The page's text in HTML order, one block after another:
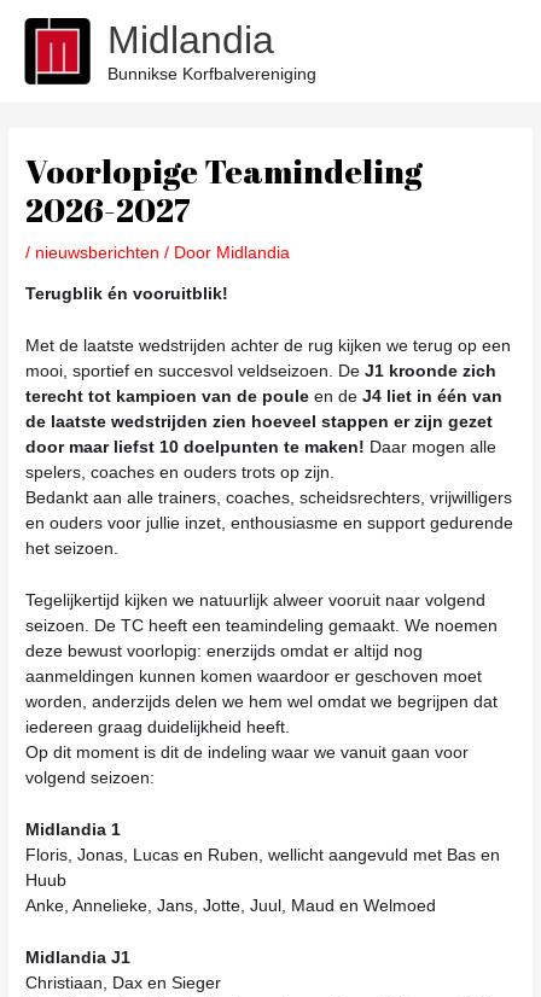
inhoud
Midlandia
Bunnikse Korfbalvereniging
Voorlopige Teamindeling
2026-2027
/ nieuwsberichten / Door Midlandia
Terugblik én vooruitblik!
Met de laatste wedstrijden achter de rug kijken we terug op een
mooi, sportief en succesvol veldseizoen. DeJ1 kroonde zich
terecht tot kampioen van de poule en deJ4 liet in één van
de laatste wedstrijden zien hoeveel stappen er zijn gezet
door maar liefst 10 doelpunten te maken! Daar mogen alle
spelers, coaches en ouders trots op zijn.
Bedankt aan alle trainers, coaches, scheidsrechters, vrijwilligers
en ouders voor jullie inzet, enthousiasme en support gedurende
het seizoen.
Tegelijkertijd kijken we natuurlijk alweer vooruit naar volgend
seizoen. De TC heeft een teamindeling gemaakt. We noemen
deze bewust voorlopig: enerzijds omdat er altijd nog
aanmeldingen kunnen komen waardoor er geschoven moet
worden, anderzijds delen we hem wel omdat we begrijpen dat
iedereen graag duidelijkheid heeft.
Op dit moment is dit de indeling waar we vanuit gaan voor
volgend seizoen:
Midlandia 1
Floris, Jonas, Lucas en Ruben, wellicht aangevuld met Bas en
Huub
Anke, Annelieke, Jans, Jotte, Juul, Maud en Welmoed
Midlandia J1
Christiaan, Dax en Sieger